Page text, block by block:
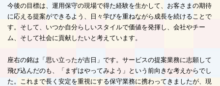
今後の目標は、運用保守の現場で得た経験を生かして、お客さまの期待
に応える提案ができるよう、日々学びを重ねながら成長を続けることで
す。そして、いつか自分らしいスタイルで価値を発揮し、会社やチー
ム、そして社会に貢献したいと考えています。
座右の銘は「思い立ったが吉日」です。サービスの提案業務に志願して
飛び込んだのも、「まずはやってみよう」という前向きな考えからでし
た。これまで長く安定を重視にする保守業務に携わってきましたが、現